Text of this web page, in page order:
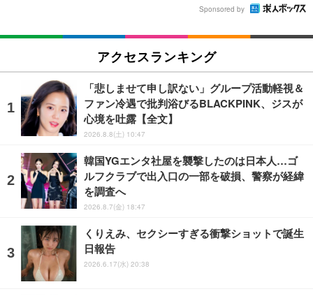
Sponsored by
アクセスランキング
「悲しませて申し訳ない」グループ活動軽視＆
ファン冷遇で批判浴びるBLACKPINK、ジスが
心境を吐露【全文】
2026.8.8(土) 10:47
韓国YGエンタ社屋を襲撃したのは日本人…ゴ
ルフクラブで出入口の一部を破損、警察が経緯
を調査へ
2026.8.7(金) 18:47
くりえみ、セクシーすぎる衝撃ショットで誕生
日報告
2026.6.17(水) 20:38